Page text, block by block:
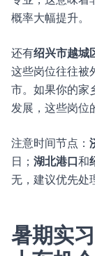
概率大幅提升。
还有绍兴市越城
这些岗位往往被
市。如果你的家
发展，这些岗位
注意时间节点：
日； 湖北港口和
无，建议优先处
暑期实